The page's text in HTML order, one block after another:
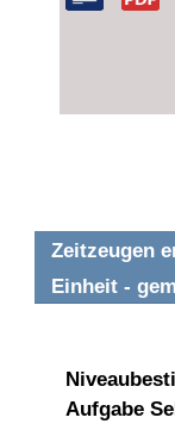
Zeitzeugen
Einheit -
Aufgabe